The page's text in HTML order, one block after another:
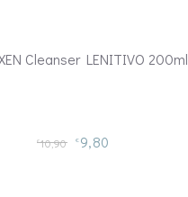
Cleanser LENITIVO 200ml
€10,90 € 9,80